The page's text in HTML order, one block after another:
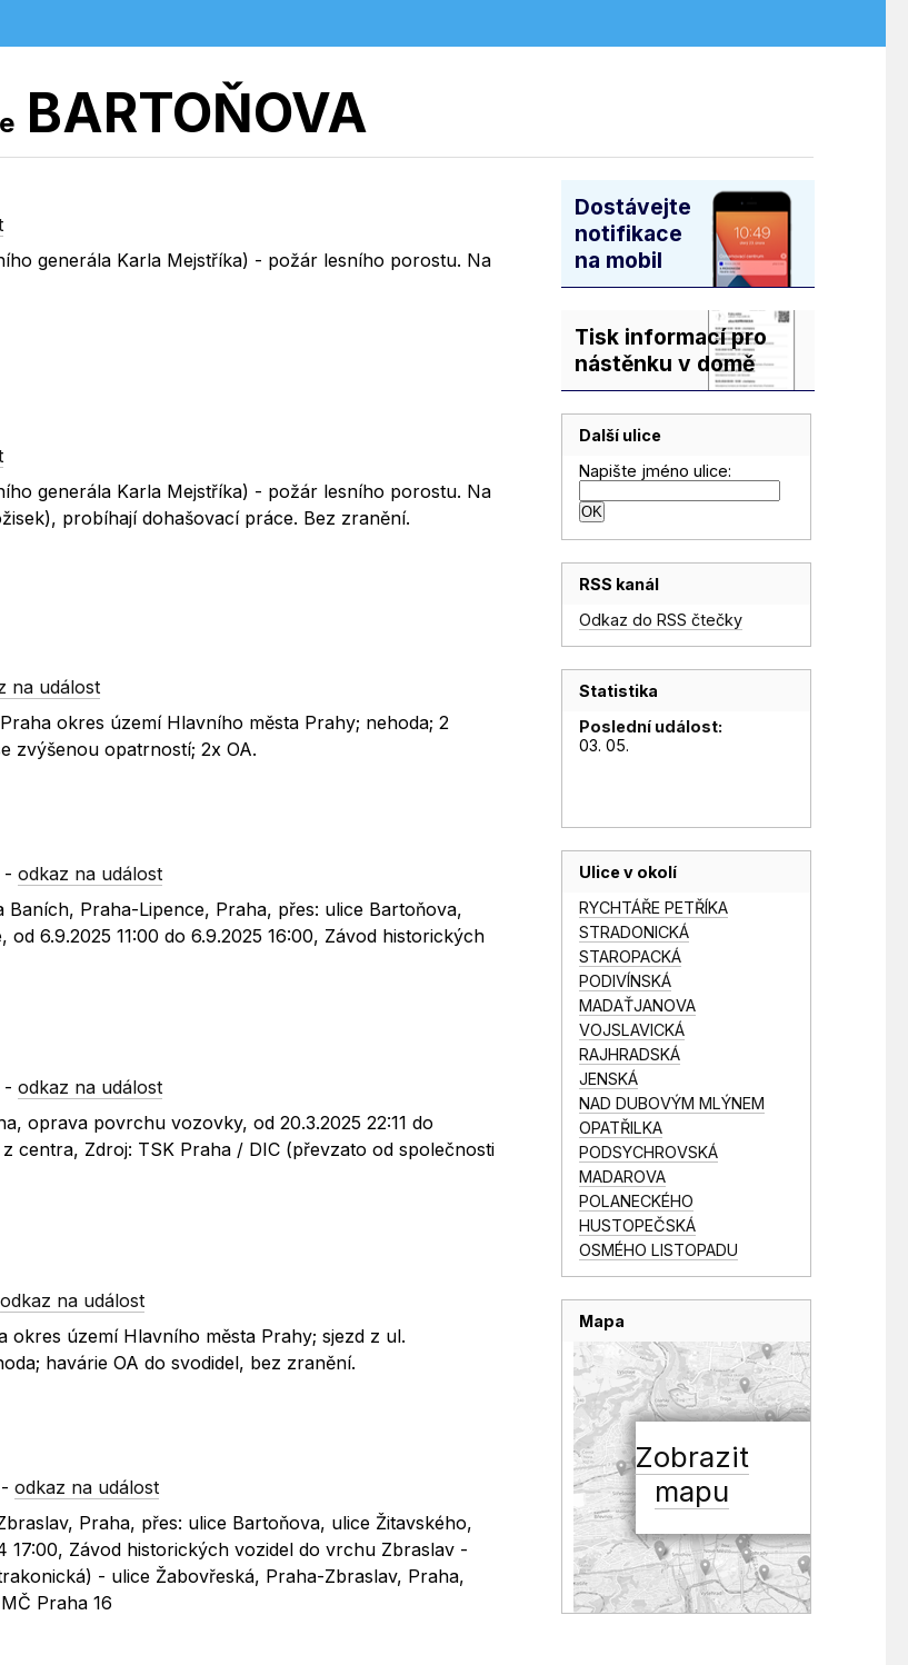
BARTOŇOVA
generála Karla Mejstříka) - požár lesního porostu. Na
generála Karla Mejstříka) - požár lesního porostu. Na
probíhají dohašovací práce. Bez zranění.
na událost
okres území Hlavního města Prahy; nehoda; 2
zvýšenou opatrností; 2x OA.
-odkaz na událost
Praha-Lipence, Praha, přes: ulice Bartoňova,
6.9.2025 11:00 do 6.9.2025 16:00, Závod historických
-odkaz na událost
oprava povrchu vozovky, od 20.3.2025 22:11 do
centra, Zdroj: TSK Praha / DIC (převzato od společnosti
odkaz na událost
okres území Hlavního města Prahy; sjezd z ul.
havárie OA do svodidel, bez zranění.
-odkaz na událost
Praha, přes: ulice Bartoňova, ulice Žitavského,
17:00, Závod historických vozidel do vrchu Zbraslav -
- ulice Žabovřeská, Praha-Zbraslav, Praha,
Praha 16
Dostávejte
notifikace
na mobil
Tisk informací pro
nástěnku v domě
Další ulice
Napište jméno ulice:
RSS kanál
Odkaz do RSS čtečky
Statistika
Poslední událost:
03. 05.
Ulice v okolí
RYCHTÁŘE PETŘÍKA
STRADONICKÁ
STAROPACKÁ
PODIVÍNSKÁ
MADAŤJANOVA
VOJSLAVICKÁ
RAJHRADSKÁ
JENSKÁ
NAD DUBOVÝM MLÝNEM
OPATŘILKA
PODSYCHROVSKÁ
MADAROVA
POLANECKÉHO
HUSTOPEČSKÁ
OSMÉHO LISTOPADU
Mapa
Zobrazit
mapu